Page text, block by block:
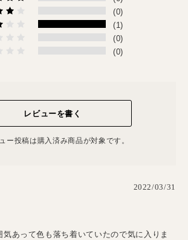
(0)
(1)
(0)
(0)
レビューを書く
ー投稿は購⼊済み商品が対象です。
2022/03/31
あって色も落ち着いていたので気に入りま